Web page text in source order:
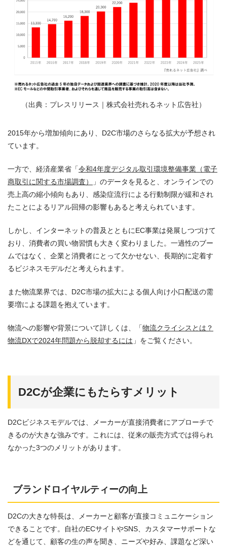
（出典： プレスリリース｜株式会社売れるネット広告社）
2015年から増加傾向にあり、D2C市場のさらなる拡大が予想され
ています。
一方で、経済産業省「令和4年度デジタル取引環境整備事業（電子
商取引に関する市場調査）
」のデータを見ると、オンラインでの
売上高の縮小傾向もあり、感染症流行による行動制限が緩和され
たことによるリアル回帰の影響もあると考えられています。
しかし、インターネットの普及とともにEC事業は発展しつづけて
おり、消費者の買い物習慣も大きく変わりました。一過性のブー
ムではなく、企業と消費者にとって欠かせない、長期的に定着す
るビジネスモデルだと考えられます。
また物流業界では、D2C市場の拡大による個人向け小口配送の需
要増による課題を抱えています。
物流への影響や背景について詳しくは、「物流クライシスとは？
物流DXで2024年問題から脱却するには 」をご覧ください。
D2Cが企業にもたらすメリット
D2Cビジネスモデルでは、メーカーが直接消費者にアプローチで
きるのが大きな強みです。これには、従来の販売方式では得られ
なかった3つのメリットがあります。
ブランドロイヤルティーの向上
D2Cの大きな特長は、メーカーと顧客が直接コミュニケーション
できることです。自社のECサイトやSNS、カスタマーサポートな
どを通じて、顧客の生の声を聞き、ニーズや好み、課題など深い